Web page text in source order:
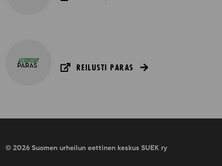
REILUSTI PARAS
© 2026 Suomen urheilun eettinen keskus SUEK ry